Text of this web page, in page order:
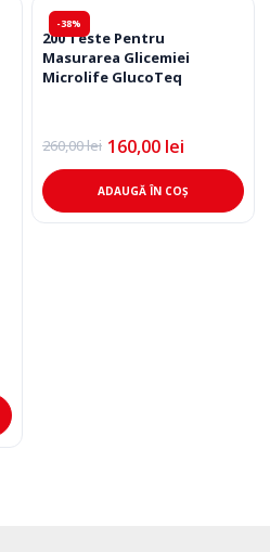
-38%
200 Teste Pentru
Masurarea Glicemiei
Microlife GlucoTeq
260,00lei
Prețul
inițial
a
fost:
260,00 lei.
160,00 lei
Prețul
curent
este:
160,00 lei.
ADAUGĂ ÎN COȘ